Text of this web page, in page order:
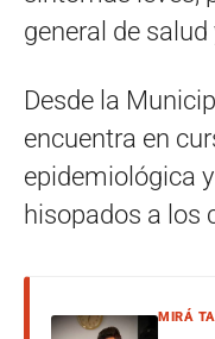
general de
Desde la
encuentra en
epidemiológica
hisopados a los
MIRÁ